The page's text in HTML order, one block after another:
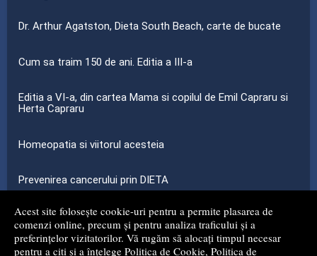
Acest site folosește cookie-uri pentru a permite plasarea de
comenzi online, precum și pentru analiza traficului și a
preferințelor vizitatorilor. Vă rugăm să alocați timpul necesar
pentru a citi și a înțelege Politica de Cookie, Politica de
Dr. Arthur Agatston, Dieta South Beach, carte de bucate
Cum sa traim 150 de ani. Editia a III-a
Editia a VI-a, din cartea Mama si copilul de Emil Capraru si
Herta Capraru
Homeopatia si viitorul acesteia
Prevenirea cancerului prin DIETA
...toate știrile